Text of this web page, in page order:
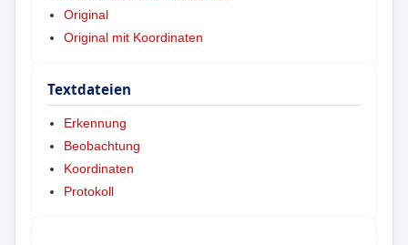
Original
Original mit Koordinaten
Textdateien
Erkennung
Beobachtung
Koordinaten
Protokoll